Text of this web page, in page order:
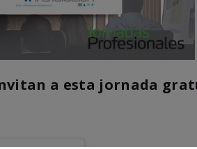
a esta jornada